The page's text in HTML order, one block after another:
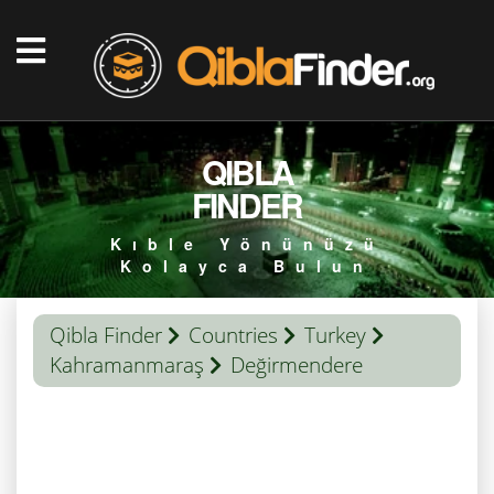
QIBLA
FINDER
Kıble Yönünüzü
Kolayca Bulun
Qibla Finder Countries
Turkey
Kahramanmaraş
Değirmendere